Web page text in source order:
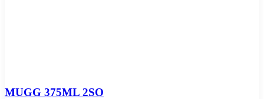
MUGG 375ML 2SO